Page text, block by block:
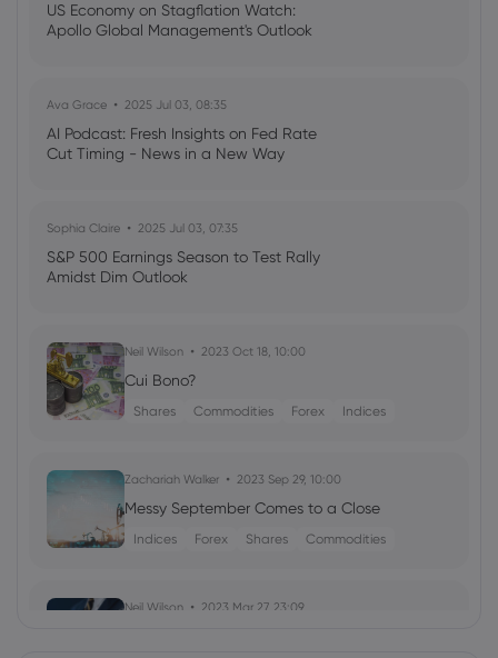
US Economy on Stagflation Watch:
Apollo Global Management's Outlook
Ava Grace 2025 Jul 03, 08:35
AI Podcast: Fresh Insights on Fed Rate
Cut Timing - News in a New Way
Sophia Claire 2025 Jul 03, 07:35
S&P 500 Earnings Season to Test Rally
Amidst Dim Outlook
Neil Wilson 2023 Oct 18, 10:00
Cui Bono?
Shares Commodities Forex Indices
Zachariah Walker 2023 Sep 29, 10:00
Messy September Comes to a Close
Indices Forex Shares Commodities
Neil Wilson 2023 Mar 27, 23:09